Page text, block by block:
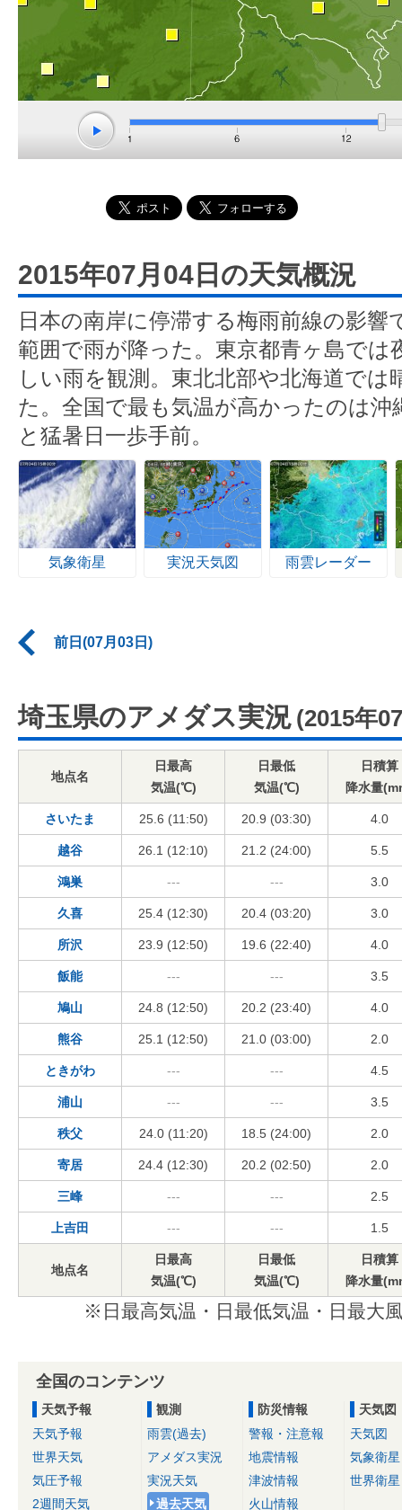
2015年07月04日の天気概況
日本の南岸に停滞する梅雨前線の影響
範囲で雨が降った。東京都青ヶ島では
しい雨を観測。東北北部や北海道で
た。全国で最も気温が高かったのは沖
と猛暑日一歩手前。
気象衛星 実況天気図 雨雲レーダー
前日(07月03日)
埼玉県のアメダス実況 (2015年
地点名
日最高
気温(℃)
日最低
気温(℃)
日積算
降水量
さいたま 25.6 (11:50) 20.9 (03:30) 4.0
越谷 26.1 (12:10) 21.2 (24:00) 5.5
鴻巣 --- --- 3.0
久喜 25.4 (12:30) 20.4 (03:20) 3.0
所沢 23.9 (12:50) 19.6 (22:40) 4.0
飯能 --- --- 3.5
鳩山 24.8 (12:50) 20.2 (23:40) 4.0
熊谷 25.1 (12:50) 21.0 (03:00) 2.0
ときがわ --- --- 4.5
浦山 --- --- 3.5
秩父 24.0 (11:20) 18.5 (24:00) 2.0
寄居 24.4 (12:30) 20.2 (02:50) 2.0
三峰 --- --- 2.5
上吉田 --- --- 1.5
地点名
日最高
気温(℃)
日最低
気温(℃)
日積算
降水量
※日最高気温・日最低気温・日最大
全国のコンテンツ
天気予報
天気予報
世界天気
気圧予報
2週間天気
観測
雨雲(過去)
アメダス実況
実況天気
過去天気
防災情報
警報・注意報
地震情報
津波情報
火山情報
天気図
天気図
気象衛星
世界衛星